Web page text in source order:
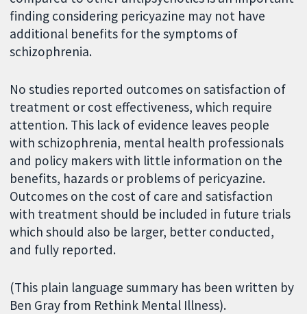
finding considering pericyazine may not have
additional benefits for the symptoms of
schizophrenia.
No studies reported outcomes on satisfaction of
treatment or cost effectiveness, which require
attention. This lack of evidence leaves people
with schizophrenia, mental health professionals
and policy makers with little information on the
benefits, hazards or problems of pericyazine.
Outcomes on the cost of care and satisfaction
with treatment should be included in future trials
which should also be larger, better conducted,
and fully reported.
(This plain language summary has been written by
Ben Gray from Rethink Mental Illness).